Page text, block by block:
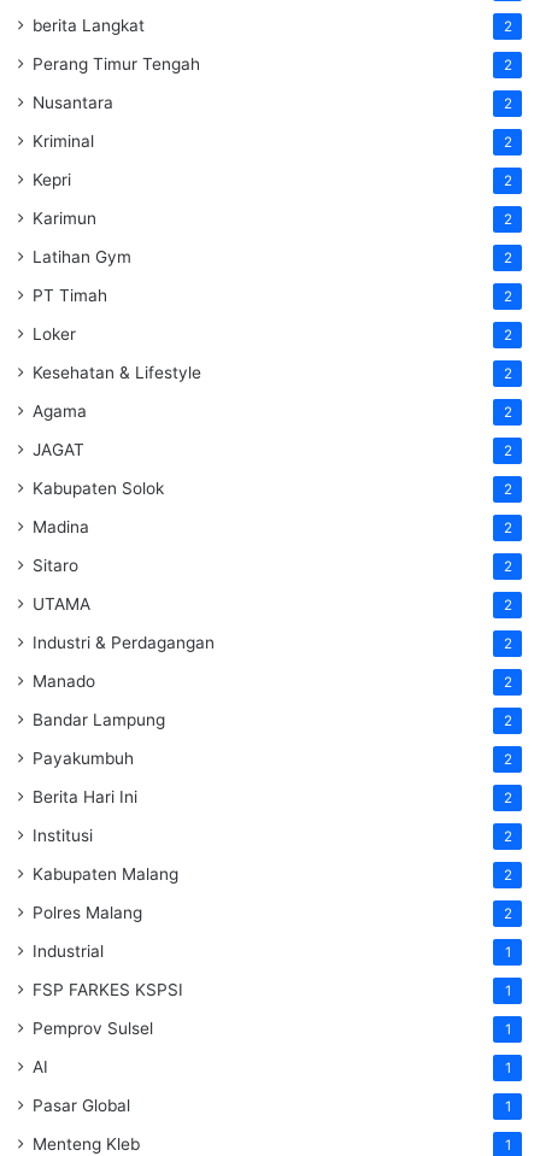
berita Langkat 2
Perang Timur Tengah 2
Nusantara 2
Kriminal 2
Kepri 2
Karimun 2
Latihan Gym 2
PT Timah 2
Loker 2
Kesehatan & Lifestyle 2
Agama 2
JAGAT 2
Kabupaten Solok 2
Madina 2
Sitaro 2
UTAMA 2
Industri & Perdagangan 2
Manado 2
Bandar Lampung 2
Payakumbuh 2
Berita Hari Ini 2
Institusi 2
Kabupaten Malang 2
Polres Malang 2
Industrial 1
FSP FARKES KSPSI 1
Pemprov Sulsel 1
AI 1
Pasar Global 1
Menteng Kleb 1